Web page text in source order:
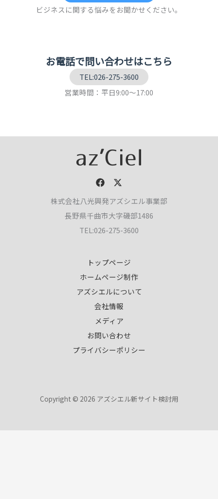
ビジネスに関する悩みをお聞かせください。
お電話で問い合わせはこちら
TEL:026-275-3600
営業時間：平日9:00～17:00
株式会社八光興発アズシエル事業部
長野県千曲市大字磯部1486
TEL:026-275-3600
トップページ
ホームページ制作
アズシエルについて
会社情報
メディア
お問い合わせ
プライバシーポリシー
Copyright © 2026 アズシエル新サイト検討用